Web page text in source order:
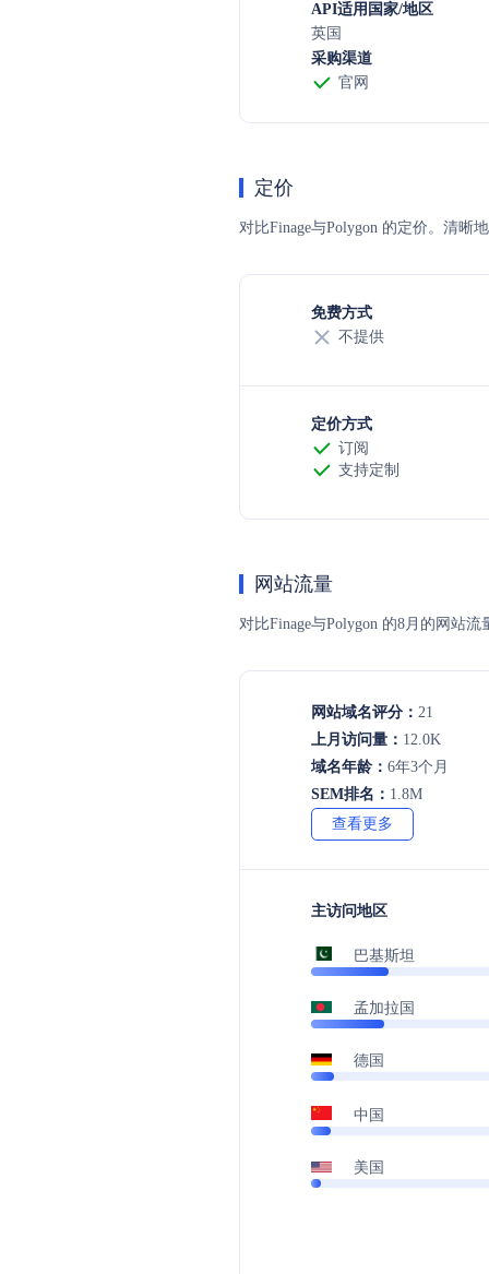
API适用国家/地区
英国
采购渠道
官网
定价
对比Finage与Polygon 的定价。清晰
免费方式
不提供
定价方式
订阅
支持定制
网站流量
对比Finage与Polygon 的8月的网站
网站域名评分： 21
上月访问量： 12.0K
域名年龄： 6年3个月
SEM排名： 1.8M
查看更多
主访问地区
巴基斯坦
孟加拉国
德国
中国
美国